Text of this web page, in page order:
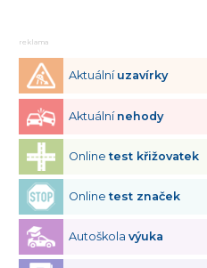
reklama
Aktuální uzavírky
Aktuální nehody
Onlinetest křižovatek
Onlinetest značek
Autoškolavýuka